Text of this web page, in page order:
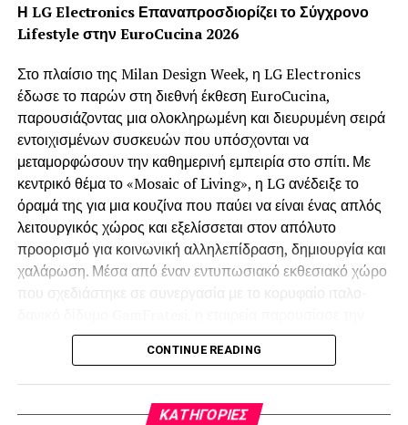
Η LG Electronics Επαναπροσδιορίζει το Σύγχρονο
Lifestyle στην EuroCucina 2026
Στο πλαίσιο της Milan Design Week, η LG Electronics
έδωσε το παρών στη διεθνή έκθεση EuroCucina,
παρουσιάζοντας μια ολοκληρωμένη και διευρυμένη σειρά
εντοιχισμένων συσκευών που υπόσχονται να
μεταμορφώσουν την καθημερινή εμπειρία στο σπίτι. Με
κεντρικό θέμα το «Mosaic of Living», η LG ανέδειξε το
όραμά της για μια κουζίνα που παύει να είναι ένας απλός
λειτουργικός χώρος και εξελίσσεται στον απόλυτο
προορισμό για κοινωνική αλληλεπίδραση, δημιουργία και
χαλάρωση. Μέσα από έναν εντυπωσιακό εκθεσιακό χώρο
που σχεδιάστηκε σε συνεργασία με το κορυφαίο ιταλο-
ultra-premium σειρά Signature Kitchen Suite (SKS) και
τη νέα σειρά LG Built-in, προσφέροντας εξατομικευμένες
λύσεις που εναρμονίζονται πλήρως με τις απαιτητικές
τάσεις του σύγχρονου ευρωπαϊκού design.
CONTINUE READING
KΑΤΗΓΟΡΊΕΣ